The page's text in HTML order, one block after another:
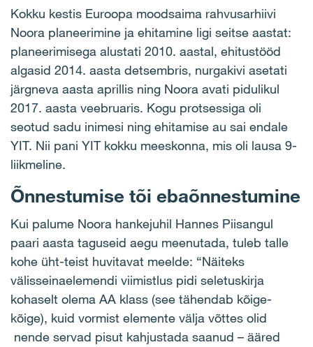
Kokku kestis Euroopa moodsaima rahvusarhiivi
Noora planeerimine ja ehitamine ligi seitse aastat:
planeerimisega alustati 2010. aastal, ehitustööd
algasid 2014. aasta detsembris, nurgakivi asetati
järgneva aasta aprillis ning Noora avati pidulikul
2017. aasta veebruaris. Kogu protsessiga oli
seotud sadu inimesi ning ehitamise au sai endale
YIT. Nii pani YIT kokku meeskonna, mis oli lausa 9-
liikmeline.
Õnnestumise tõi ebaõnnestumine
Kui palume Noora hankejuhil Hannes Piisangul
paari aasta taguseid aegu meenutada, tuleb talle
kohe üht-teist huvitavat meelde: “Näiteks
välisseinaelemendi viimistlus pidi seletuskirja
kohaselt olema AA klass (see tähendab kõige-
kõige), kuid vormist elemente välja võttes olid
nende servad pisut kahjustada saanud – ääred